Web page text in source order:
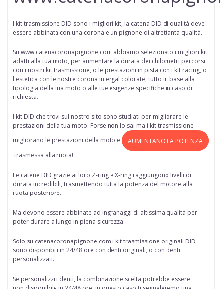
I kit trasmissione DID sono i migliori kit, la catena DID di qualità deve
essere abbinata con una corona e un pignone di altrettanta qualità.
Su www.catenacoronapignone.com abbiamo selezionato i migliori kit
adatti alla tua moto, per aumentare la durata dei chilometri percorsi
con i nostri kit trasmissione, o le prestazioni in pista con i kit racing, o
l'estetica con le nostre corona in ergal colorate, tutto in base alla
tipologia della tua moto o alle tue esigenze specifiche in caso di
richiesta.
I kit DID che trovi sul nostro sito sono studiati per migliorare le
prestazioni della tua moto. Forse non lo sai ma i kit trasmissione
migliorano le prestazioni della moto e
AUMENTANO LA POTENZA
trasmessa alla ruota!
Le catene DID grazie ai loro Z-ring e X-ring raggiungono livelli di
durata incredibili, trasmettendo tutta la potenza del motore alla
ruota posteriore.
Ma devono essere abbinate ad ingranaggi di altissima qualità per
poter durare a lungo in piena sicurezza.
Solo su catenacoronapignone.com i kit trasmissione originali DID
sono disponibili in 24/48 ore con denti originali, o con denti
personalizzati.
Se personalizzi i denti, la combinazione scelta potrebbe essere